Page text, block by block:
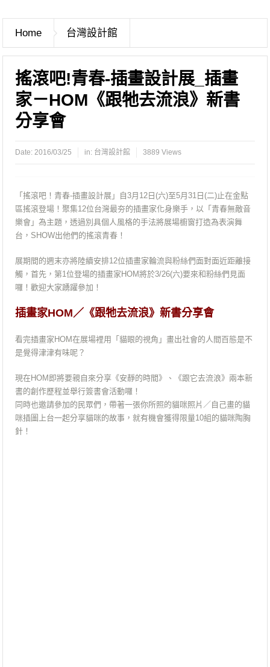
Home 台灣設計館
搖滾吧!青春-插畫設計展_插畫
家－HOM《跟牠去流浪》新書
分享會
Date:2016/03/25 in: 台灣設計館 3889 Views
「搖滾吧！青春-插畫設計展」自3月12日(六)至5月31日(二)止在金點
區搖滾登場！聚集12位台灣最夯的插畫家化身樂手，以「青春無敵音
樂會」為主題，透過別具個人風格的手法將展場櫥窗打造為表演舞
台，SHOW出他們的搖滾青春！
展期間的週末亦將陸續安排12位插畫家輪流與粉絲們面對面近距離接
觸，首先，第1位登場的插畫家HOM將於3/26(六)要來和粉絲們見面
囉！歡迎大家踴躍參加！
插畫家HOM／《跟牠去流浪》新書分享會
看完插畫家HOM在展場裡用「貓眼的視角」畫出社會的人間百態是不
是覺得津津有味呢？
現在HOM即將要親自來分享《安靜的時間》、《跟它去流浪》兩本新
書的創作歷程並舉行簽書會活動囉！
同時也邀請參加的民眾們，帶著一張你所照的貓咪照片／自己畫的貓
咪插圖上台一起分享貓咪的故事，就有機會獲得限量10組的貓咪陶胸
針！